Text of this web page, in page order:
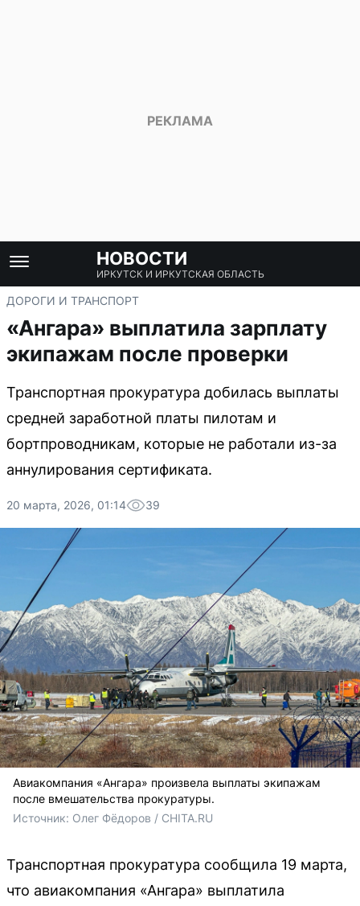
НОВОСТИ
ИРКУТСК И ИРКУТСКАЯ ОБЛАСТЬ
ДОРОГИ И ТРАНСПОРТ
«Ангара» выплатила зарплату
экипажам после проверки
Транспортная прокуратура добилась выплаты
средней заработной платы пилотам и
бортпроводникам, которые не работали из-за
аннулирования сертификата.
20 марта, 2026, 01:14 39
Авиакомпания «Ангара» произвела выплаты экипажам
после вмешательства прокуратуры.
Источник: Олег Фёдоров / CHITA.RU
Транспортная прокуратура сообщила 19 марта,
что авиакомпания «Ангара» выплатила